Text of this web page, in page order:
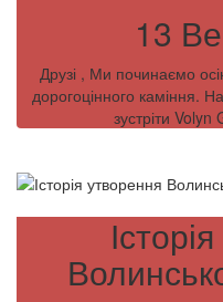
13
Друзі , Ми починаємо
дорогоцінного каміння.
зустріти